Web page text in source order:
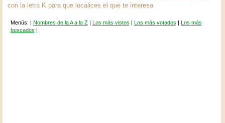
con la letra K para que localices el que te interesa
Menús: | Nombres de la A a la Z| Los más vistos | Los más votados | Los más
buscados |